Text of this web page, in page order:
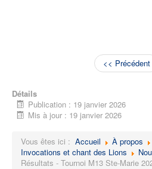
<< Précédent
Détails
Publication : 19 janvier 2026
Mis à jour : 19 janvier 2026
Vous êtes ici : Accueil
À propos
Invocations et chant des Lions
Résultats - Tournoi M13 Ste-Marie